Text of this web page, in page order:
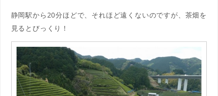
静岡駅から20分ほどで、それほど遠くないのですが、茶畑を
見るとびっくり！